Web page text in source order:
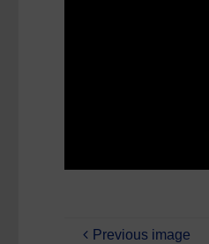
Previous image